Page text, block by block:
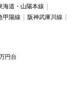
海道・山陽本線
甲陽線
阪神武庫川線
円台